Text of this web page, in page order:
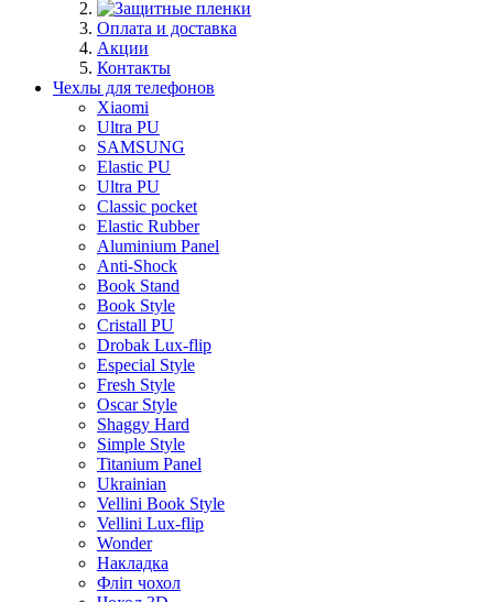
Оплата и доставка
Акции
Контакты
Чехлы для телефонов
Xiaomi
Ultra PU
SAMSUNG
Elastic PU
Ultra PU
Classic pocket
Elastic Rubber
Aluminium Panel
Anti-Shock
Book Stand
Book Style
Cristall PU
Drobak Lux-flip
Especial Style
Fresh Style
Oscar Style
Shaggy Hard
Simple Style
Titanium Panel
Ukrainian
Vellini Book Style
Vellini Lux-flip
Wonder
Накладка
Фліп чохол